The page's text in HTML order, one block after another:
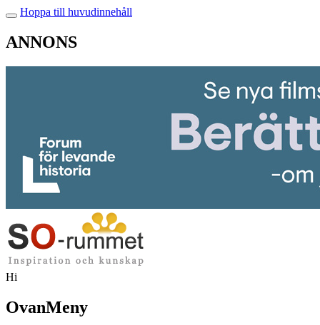
Hoppa till huvudinnehåll
ANNONS
Hi
OvanMeny